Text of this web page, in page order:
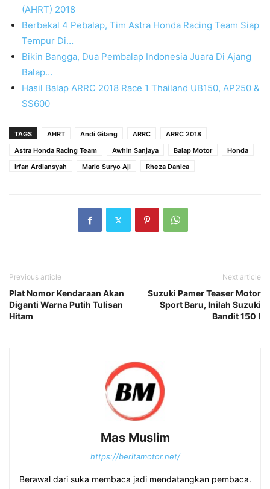
(AHRT) 2018
Berbekal 4 Pebalap, Tim Astra Honda Racing Team Siap
Tempur Di…
Bikin Bangga, Dua Pembalap Indonesia Juara Di Ajang
Balap…
Hasil Balap ARRC 2018 Race 1 Thailand UB150, AP250 &
SS600
TAGS AHRT Andi Gilang ARRC
ARRC 2018
Astra Honda Racing Team
Awhin Sanjaya Balap Motor
Honda
Irfan Ardiansyah
Mario Suryo Aji Rheza Danica
Previous article
Plat Nomor Kendaraan Akan
Diganti Warna Putih Tulisan
Hitam
Next article
Suzuki Pamer Teaser Motor
Sport Baru, Inilah Suzuki
Bandit 150 !
Mas Muslim
https://beritamotor.net/
Berawal dari suka membaca jadi mendatangkan pembaca.